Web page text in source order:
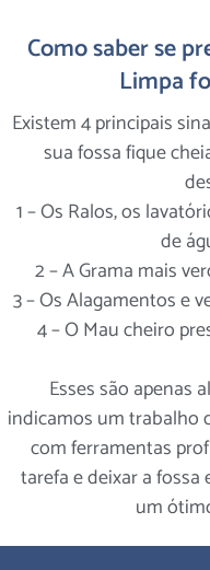
Como saber se
Limpa
Existem 4 principais
sua fossa fique
1 – Os Ralos, os
de
2 – A Grama mais
3 – Os Alagamentos e
4 – O Mau cheiro
Esses são apenas
indicamos um trabalho
com ferramentas
tarefa e deixar a
um